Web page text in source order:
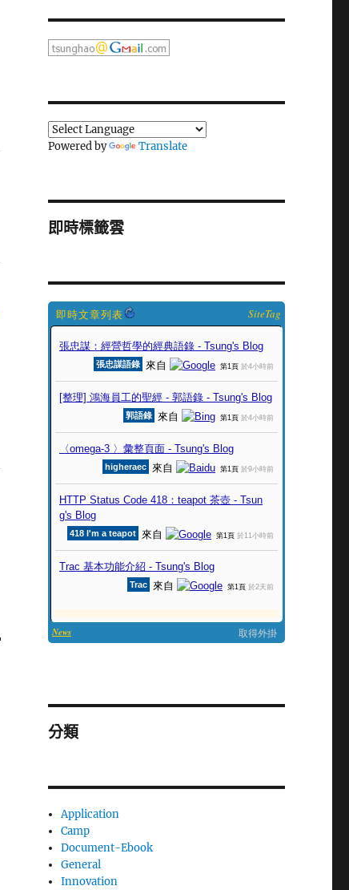
Powered by Translate
即時標籤雲
SiteTag
分類
Application
Camp
Document-Ebook
General
Innovation